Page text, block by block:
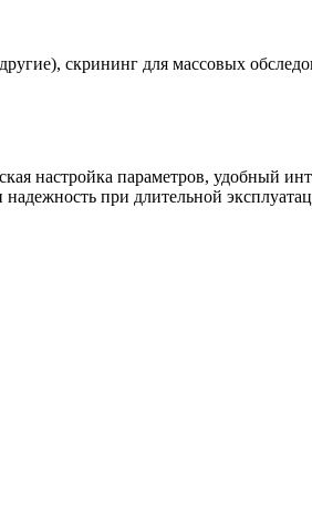
скрининг для массовых
настройка параметров, удобный
при длительной